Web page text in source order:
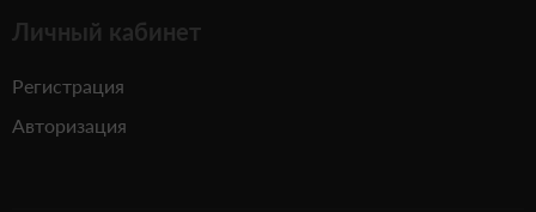
Личный кабинет
Регистрация
Авторизация